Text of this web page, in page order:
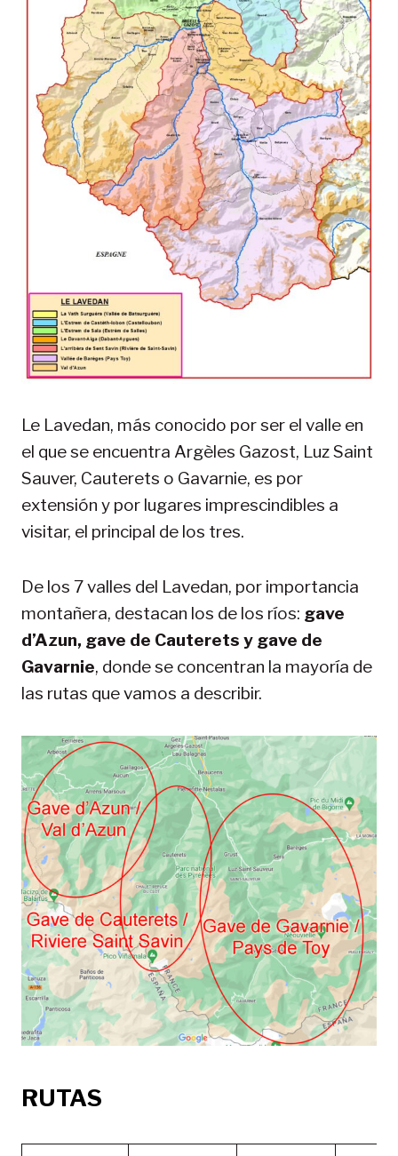
Le Lavedan, más conocido por ser el valle en
el que se encuentra Argèles Gazost, Luz Saint
Sauver, Cauterets o Gavarnie, es por
extensión y por lugares imprescindibles a
visitar, el principal de los tres.
De los 7 valles del Lavedan, por importancia
montañera, destacan los de los ríos: gave
d’Azun, gave de Cauterets y gave de
Gavarnie, donde se concentran la mayoría de
las rutas que vamos a describir.
RUTAS